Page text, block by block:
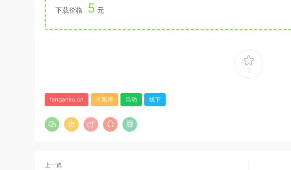
下载价格 5 元
1
fanganku.cn 方案库 活动 线下
上一篇